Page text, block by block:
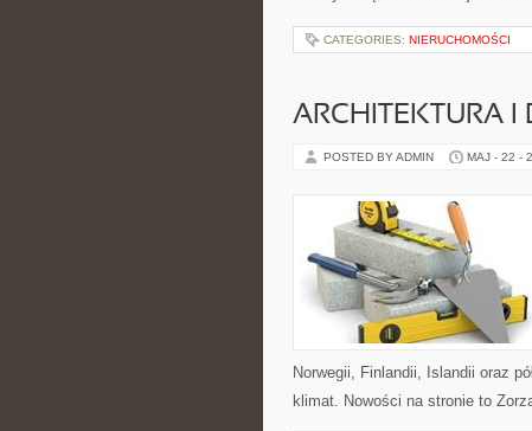
CATEGORIES: NIERUCHOMOŚCI
ARCHITEKTURA I
POSTED BY ADMIN MAJ - 22 -
Norwegii, Finlandii, Islandii oraz
klimat. Nowości na stronie to